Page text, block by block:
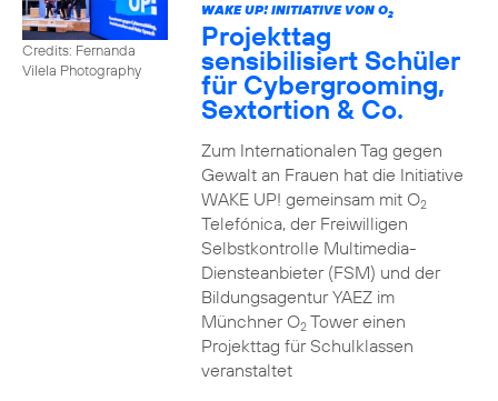
Credits: Fernanda
Vilela Photography
WAKE UP! INITIATIVE VON O2
Projekttag
sensibilisiert Schüler
für Cybergrooming,
Sextortion & Co.
Zum Internationalen Tag gegen
Gewalt an Frauen hat die Initiative
WAKE UP! gemeinsam mit O2
Telefónica, der Freiwilligen
Selbstkontrolle Multimedia-
Diensteanbieter (FSM) und der
Bildungsagentur YAEZ im
Münchner O2Tower einen
Projekttag für Schulklassen
veranstaltet